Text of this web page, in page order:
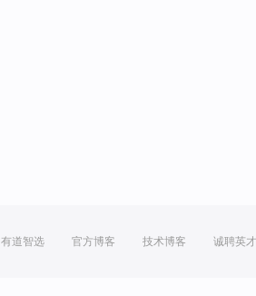
有道智选 官方博客 技术博客 诚聘英才